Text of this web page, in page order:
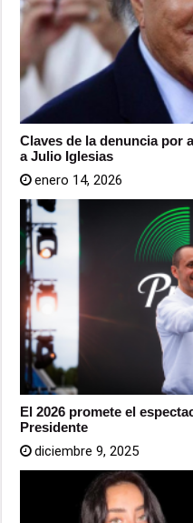
Claves de la denuncia por
a Julio Iglesias
enero 14, 2026
El 2026 promete el
Presidente
diciembre 9, 2025